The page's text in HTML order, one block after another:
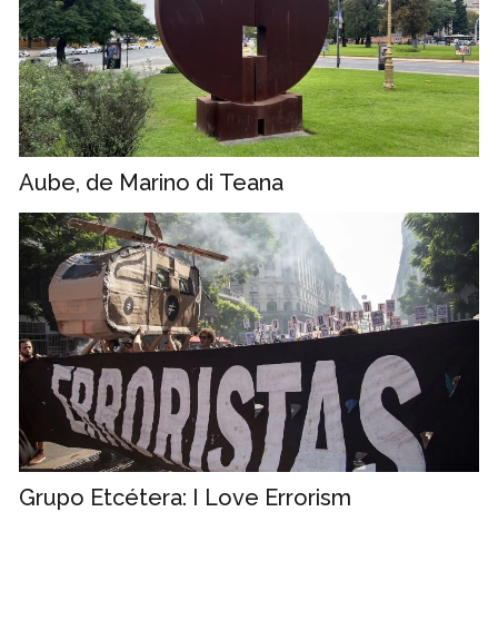
Aube, de Marino di Teana
Grupo Etcétera: I Love Errorism